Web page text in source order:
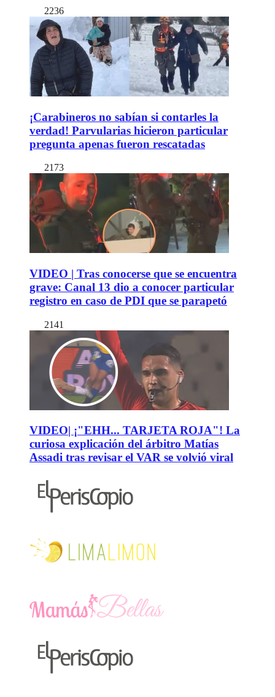
2236
¡Carabineros no sabían si contarles la
verdad! Parvularias hicieron particular
pregunta apenas fueron rescatadas
2173
VIDEO | Tras conocerse que se encuentra
grave: Canal 13 dio a conocer particular
registro en caso de PDI que se parapetó
2141
VIDEO| ¡"EHH... TARJETA ROJA"! La
curiosa explicación del árbitro Matías
Assadi tras revisar el VAR se volvió viral